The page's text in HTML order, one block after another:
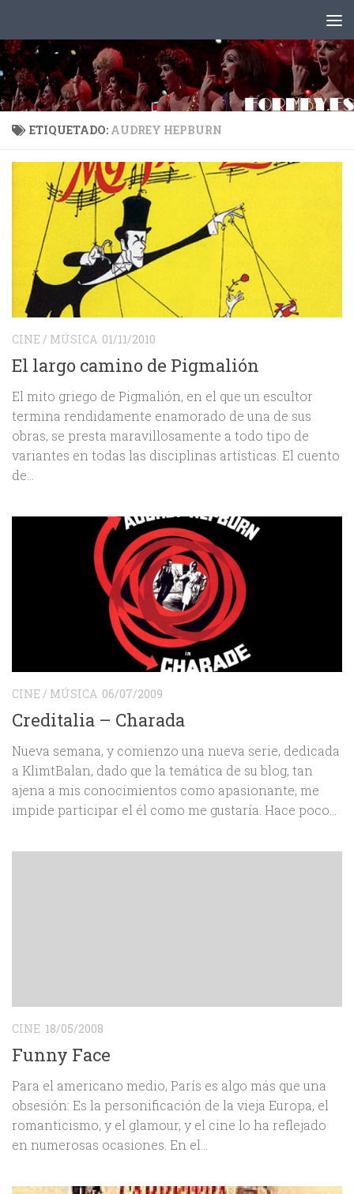
ETIQUETADO: AUDREY HEPBURN
CINE / MÚSICA 01/11/2010
El largo camino de Pigmalión
El mito griego de Pigmalión, en el que un escultor
termina rendidamente enamorado de una de sus
obras, se presta maravillosamente a todo tipo de
variantes en todas las disciplinas artísticas. El cuento
de...
CINE / MÚSICA 06/07/2009
Creditalia – Charada
Nueva semana, y comienzo una nueva serie, dedicada
a KlimtBalan, dado que la temática de su blog, tan
ajena a mis conocimientos como apasionante, me
impide participar el él como me gustaría. Hace poco...
CINE 18/05/2008
Funny Face
Para el americano medio, París es algo más que una
obsesión: Es la personificación de la vieja Europa, el
romanticismo, y el glamour, y el cine lo ha reflejado
en numerosas ocasiones. En el...